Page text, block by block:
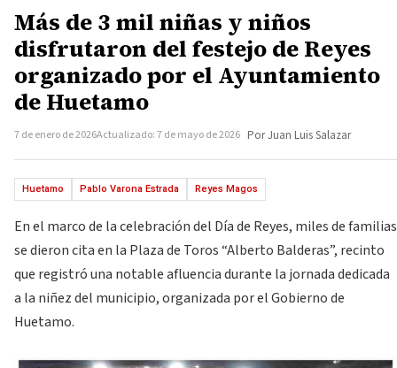
Más de 3 mil niñas y niños
disfrutaron del festejo de Reyes
organizado por el Ayuntamiento
de Huetamo
7 de enero de 2026Actualizado: 7 de mayo de 2026 Por Juan Luis Salazar
Huetamo Pablo Varona Estrada Reyes Magos
En el marco de la celebración del Día de Reyes, miles de familias
se dieron cita en la Plaza de Toros “Alberto Balderas”, recinto
que registró una notable afluencia durante la jornada dedicada
a la niñez del municipio, organizada por el Gobierno de
Huetamo.